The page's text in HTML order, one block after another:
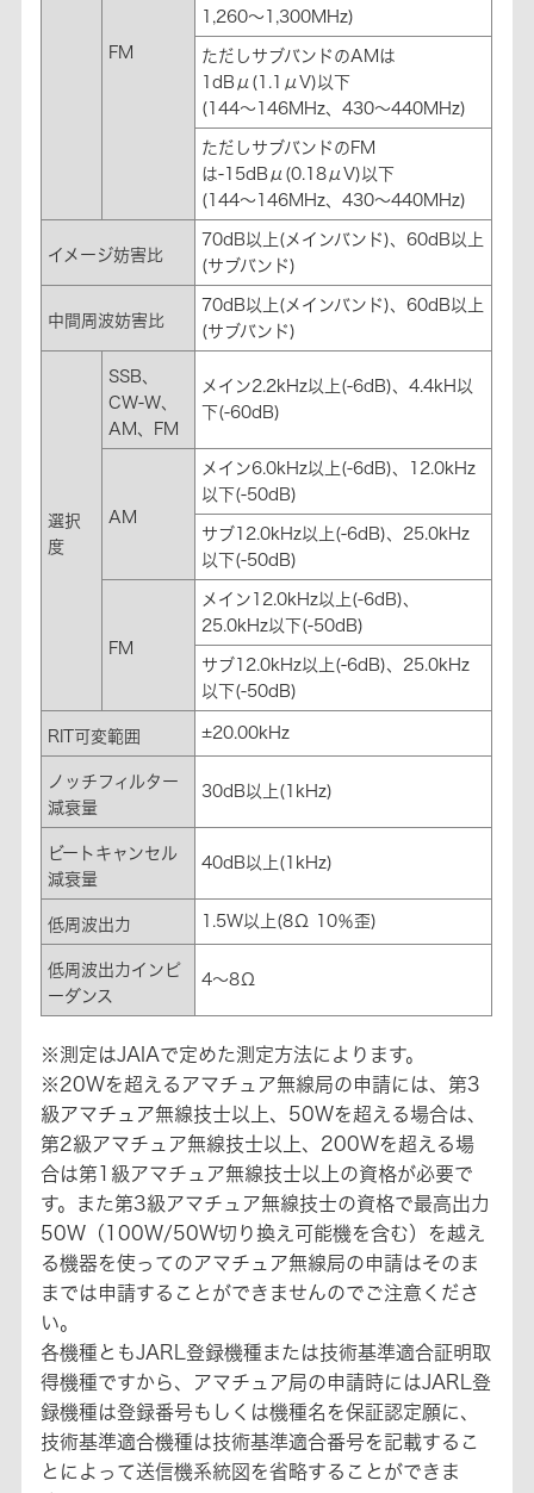
FM
1,260～1,300MHz)
ただしサブバンドのAMは
1dBμ(1.1μV)以下
(144～146MHz、430～440MHz)
ただしサブバンドのFM
は-15dBμ(0.18μV)以下
(144～146MHz、430～440MHz)
イメージ妨害比
70dB以上(メインバンド)、60dB以上
(サブバンド)
中間周波妨害比
70dB以上(メインバンド)、60dB以上
(サブバンド)
選択
度
SSB、
CW-W、
AM、FM
メイン2.2kHz以上(-6dB)、4.4kH以
下(-60dB)
AM
メイン6.0kHz以上(-6dB)、12.0kHz
以下(-50dB)
サブ12.0kHz以上(-6dB)、25.0kHz
以下(-50dB)
FM
メイン12.0kHz以上(-6dB)、
25.0kHz以下(-50dB)
サブ12.0kHz以上(-6dB)、25.0kHz
以下(-50dB)
RIT可変範囲 ±20.00kHz
ノッチフィルター
減衰量
30dB以上(1kHz)
ビートキャンセル
減衰量
40dB以上(1kHz)
低周波出力 1.5W以上(8Ω 10％歪)
低周波出力インピ
ーダンス
4～8Ω
※測定はJAIAで定めた測定方法によります。
※20Wを超えるアマチュア無線局の申請には、第3
級アマチュア無線技士以上、50Wを超える場合は、
第2級アマチュア無線技士以上、200Wを超える場
合は第1級アマチュア無線技士以上の資格が必要で
す。また第3級アマチュア無線技士の資格で最高出力
50W（100W/50W切り換え可能機を含む）を越え
る機器を使ってのアマチュア無線局の申請はそのま
までは申請することができませんのでご注意くださ
い。
各機種ともJARL登録機種または技術基準適合証明取
得機種ですから、アマチュア局の申請時にはJARL登
録機種は登録番号もしくは機種名を保証認定願に、
技術基準適合機種は技術基準適合番号を記載するこ
とによって送信機系統図を省略することができま